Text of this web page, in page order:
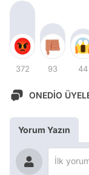
372 93 44
ONEDİO
Yorum Yazın